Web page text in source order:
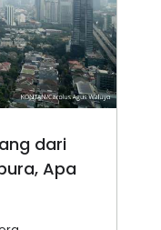
dari
Apa